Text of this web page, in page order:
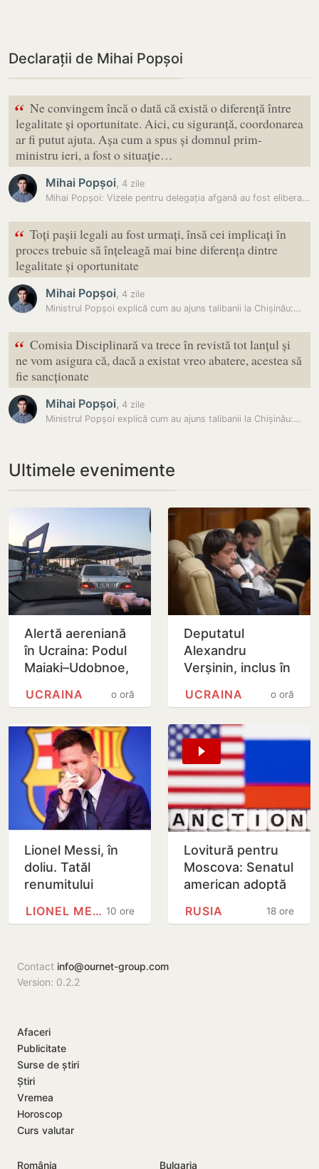
Declarații de Mihai Popșoi
“ Ne convingem încă o dată că există o diferență între
legalitate și oportunitate. Aici, cu siguranță, coordonarea
ar fi putut ajuta. Așa cum a spus și domnul prim-
ministru ieri, a fost o situație…
Mihai Popșoi, 4 zile
Mihai Popșoi: Vizele pentru delegația afgană au fost eliberate legal
“ Toți pașii legali au fost urmați, însă cei implicați în
proces trebuie să înțeleagă mai bine diferența dintre
legalitate și oportunitate
Mihai Popșoi, 4 zile
Ministrul Popșoi explică cum au ajuns talibanii la Chișinău:…
“ Comisia Disciplinară va trece în revistă tot lanțul și
ne vom asigura că, dacă a existat vreo abatere, acestea să
fie sancționate
Mihai Popșoi, 4 zile
Ministrul Popșoi explică cum au ajuns talibanii la Chișinău:…
Ultimele evenimente
Alertă aereniană
în Ucraina: Podul
Maiaki–Udobnoe,
o oră
UCRAINA
Deputatul
Alexandru
Verșinin, inclus în
‘Mirotvoreț’
o oră
UCRAINA
Lionel Messi, în
doliu. Tatăl
renumitului
decedat
10 ore
LIONEL MESSI
Lovitură pentru
Moscova: Senatul
american adoptă
împotriva Rusiei18 ore
RUSIA
Contact info@ournet-group.com
Version: 0.2.2
Afaceri
Publicitate
Surse de știri
Știri
Vremea
Horoscop
Curs valutar
România Bulgaria